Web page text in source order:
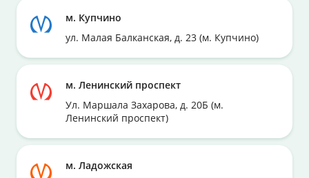
м. Купчино
ул. Малая Балканская, д. 23 (м. Купчино)
м. Ленинский проспект
Ул. Маршала Захарова, д. 20Б (м.
Ленинский проспект)
м. Ладожская